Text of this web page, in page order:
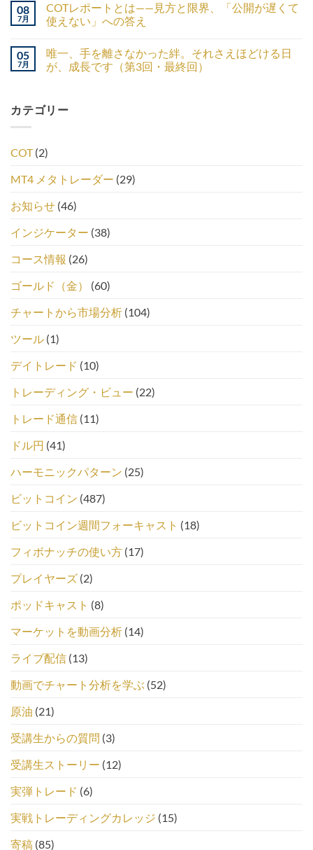
08
7月
COTレポートとは——見方と限界、「公開が遅くて
使えない」への答え
05
7月
唯一、手を離さなかった絆。それさえほどける日
が、成長です（第3回・最終回）
カテゴリー
COT(2)
MT4 メタトレーダー (29)
お知らせ (46)
インジケーター (38)
コース情報 (26)
ゴールド（金）
(60)
チャートから市場分析 (104)
ツール (1)
デイトレード (10)
トレーディング・ビュー (22)
トレード通信 (11)
ドル円 (41)
ハーモニックパターン (25)
ビットコイン (487)
ビットコイン週間フォーキャスト (18)
フィボナッチの使い方 (17)
プレイヤーズ (2)
ポッドキャスト (8)
マーケットを動画分析 (14)
ライブ配信 (13)
動画でチャート分析を学ぶ (52)
原油 (21)
受講生からの質問 (3)
受講生ストーリー (12)
実弾トレード (6)
実戦トレーディングカレッジ (15)
寄稿 (85)